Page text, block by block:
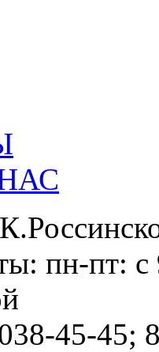
пн-пт:
45-45;